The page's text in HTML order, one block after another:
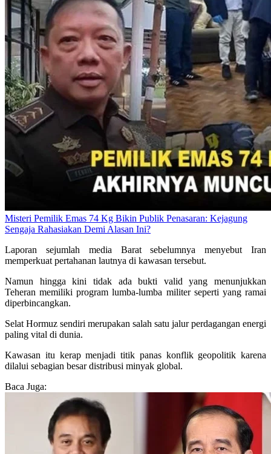
Misteri Pemilik Emas 74 Kg Bikin Publik Penasaran: Kejagung
Sengaja Rahasiakan Demi Alasan Ini?
Laporan sejumlah media Barat sebelumnya menyebut Iran
memperkuat pertahanan lautnya di kawasan tersebut.
Namun hingga kini tidak ada bukti valid yang menunjukkan
Teheran memiliki program lumba-lumba militer seperti yang ramai
diperbincangkan.
Selat Hormuz sendiri merupakan salah satu jalur perdagangan energi
paling vital di dunia.
Kawasan itu kerap menjadi titik panas konflik geopolitik karena
dilalui sebagian besar distribusi minyak global.
Baca Juga: